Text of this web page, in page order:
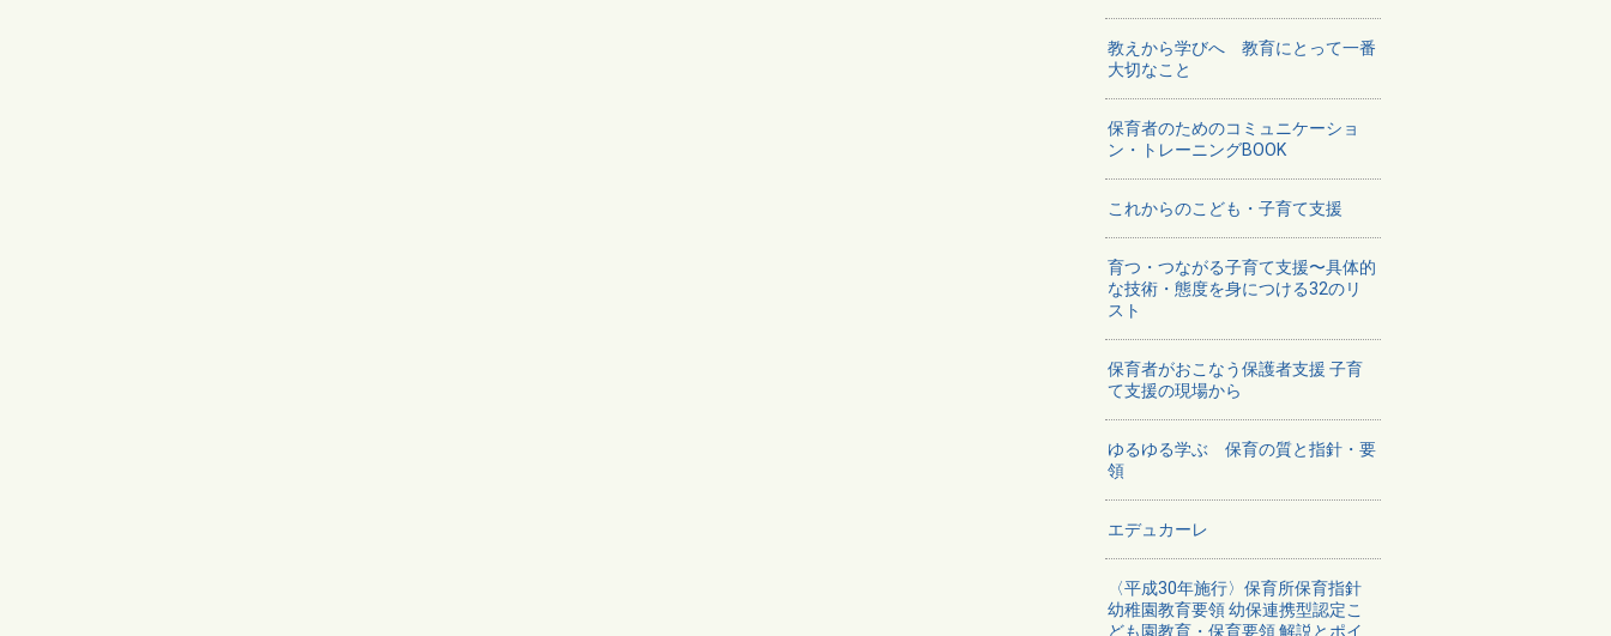
教えから学びへ 教育にとって一番
大切なこと
保育者のためのコミュニケーショ
ン・トレーニングBOOK
これからのこども・子育て支援
育つ・つながる子育て支援〜具体的
な技術・態度を身につける32のリ
スト
保育者がおこなう保護者支援 子育
て支援の現場から
ゆるゆる学ぶ 保育の質と指針・要
領
エデュカーレ
〈平成30年施行〉保育所保育指針
幼稚園教育要領 幼保連携型認定こ
ども園教育・保育要領 解説とポイ